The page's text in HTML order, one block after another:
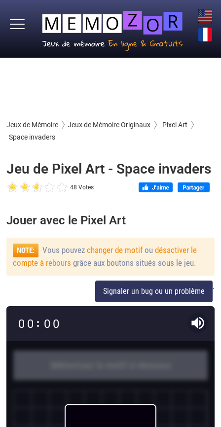
Jeux de Mémoire Jeux de Mémoire Originaux
Pixel Art
Space invaders
Jeu de Pixel Art - Space invaders
48 Votes
Jouer avec le Pixel Art
NOTE: Vous pouvezchanger de motifoudésactiver le
compte à rebours grâce aux boutons situés sous le jeu.
Signaler un bug ou un problème
.
0 0 0 0